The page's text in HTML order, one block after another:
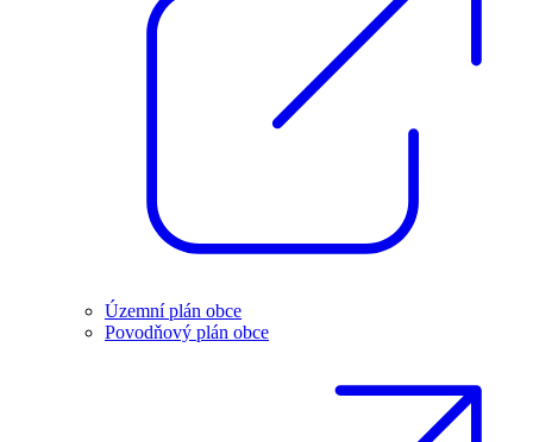
Územní plán obce
Povodňový plán obce